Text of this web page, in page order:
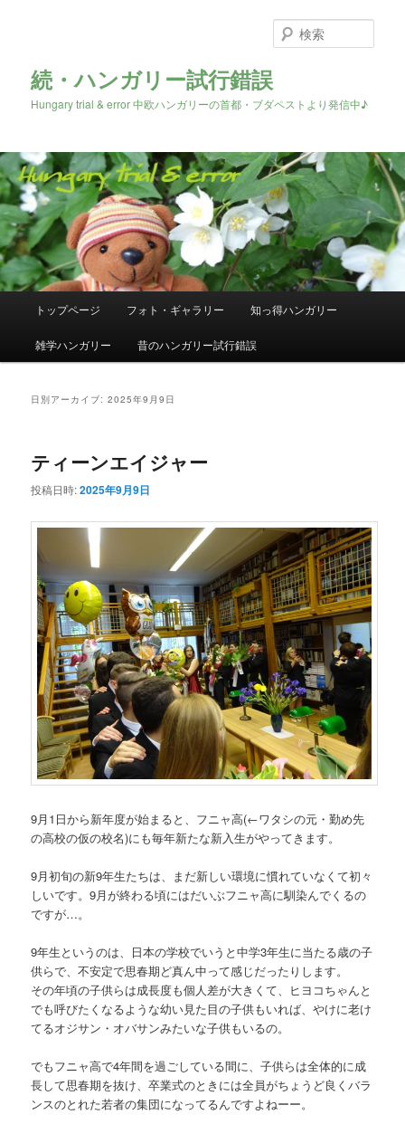
続・ハンガリー試行錯誤
Hungary trial & error 中欧ハンガリーの首都・ブダペストより発信中♪
索
メ
メ
イ
ン
ツ
へ
移
動
サ
ブ
テ
へ
移
動
トップページ フォト・ギャラリー 知っ得ハンガリー
雑学ハンガリー 昔のハンガリー試行錯誤
日別アーカイブ:2025年9月9日
ティーンエイジャー
投稿日時:2025年9月9日
9月1日から新年度が始まると、フニャ高(←ワタシの元・勤め先
の高校の仮の校名)にも毎年新たな新入生がやってきます。
9月初旬の新9年生たちは、まだ新しい環境に慣れていなくて初々
しいです。9月が終わる頃にはだいぶフニャ高に馴染んでくるの
ですが…。
9年生というのは、日本の学校でいうと中学3年生に当たる歳の子
供らで、不安定で思春期ど真ん中って感じだったりします。
その年頃の子供らは成長度も個人差が大きくて、ヒヨコちゃんと
でも呼びたくなるような幼い見た目の子供もいれば、やけに老け
てるオジサン・オバサンみたいな子供もいるの。
でもフニャ高で4年間を過ごしている間に、子供らは全体的に成
長して思春期を抜け、卒業式のときには全員がちょうど良くバラ
ンスのとれた若者の集団になってるんですよねーー。